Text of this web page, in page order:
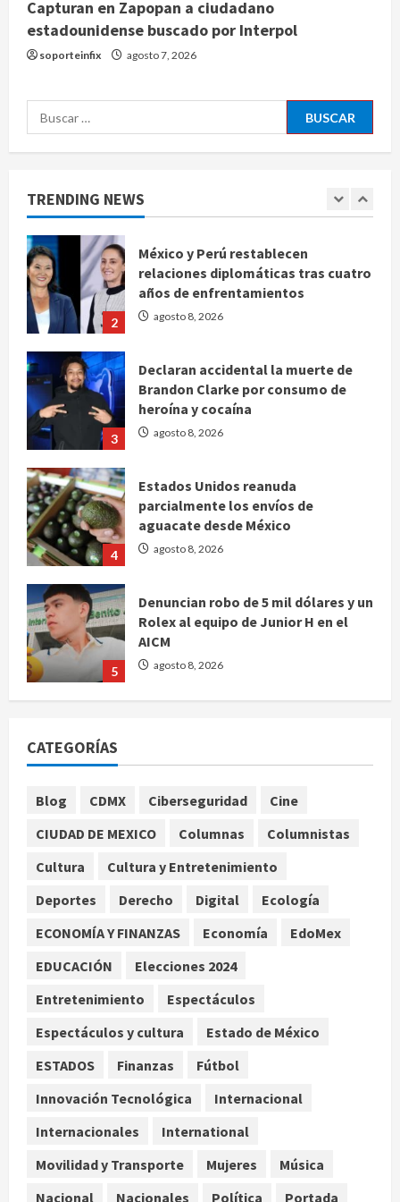
Capturan en Zapopan a ciudadano
estadounidense buscado por Interpol
soporteinfix agosto 7, 2026
Buscar:
TRENDING NEWS
Denuncian robo de 5 mil dólares y un
Rolex al equipo de Junior H en el
AICM
1
EE. UU. reconoce apoyo de
Sheinbaum contra el narco pero
2
México y Perú restablecen
relaciones diplomáticas tras cuatro
años de enfrentamientos
agosto 8, 2026
3
Declaran accidental la muerte de
Brandon Clarke por consumo de
heroína y cocaína
agosto 8, 2026
4
Estados Unidos reanuda
parcialmente los envíos de
aguacate desde México
agosto 8, 2026
5
Denuncian robo de 5 mil dólares y un
Rolex al equipo de Junior H en el
AICM
agosto 8, 2026
México y Perú restablecen
años de enfrentamientos
agosto 8, 2026
Brandon Clarke por consumo de
heroína y cocaína
4
Estados Unidos reanuda
aguacate desde México
agosto 8, 2026
CATEGORÍAS
Blog CDMX Ciberseguridad
Cine
CIUDAD DE MEXICO
Columnas
Columnistas
Cultura
Cultura y Entretenimiento
Deportes
Derecho Digital
Ecología
ECONOMÍA Y FINANZAS
Economía
EdoMex
EDUCACIÓN
Elecciones 2024
Entretenimiento
Espectáculos
Espectáculos y cultura
Estado de México
ESTADOS
Finanzas
Fútbol
Innovación Tecnológica
Internacional
Internacionales
International
Movilidad y Transporte
Mujeres
Música
Nacional
Nacionales Política Portada